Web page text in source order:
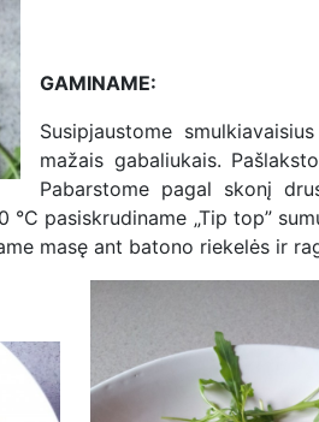
GAMINAME:
Susipjaustome
mažais gabaliukais.
Pabarstome pagal skonį
°C pasiskrudiname „Tip top”
masę ant batono riekelės ir